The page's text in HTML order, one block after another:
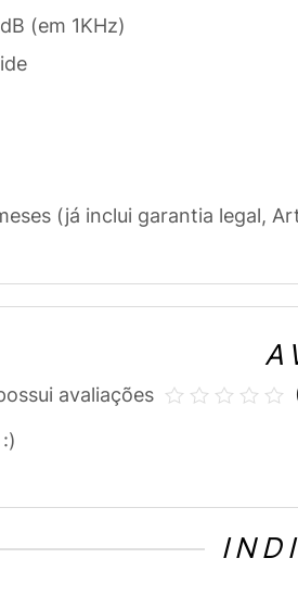
(em 1KHz)
(já inclui garantia legal,
avaliações